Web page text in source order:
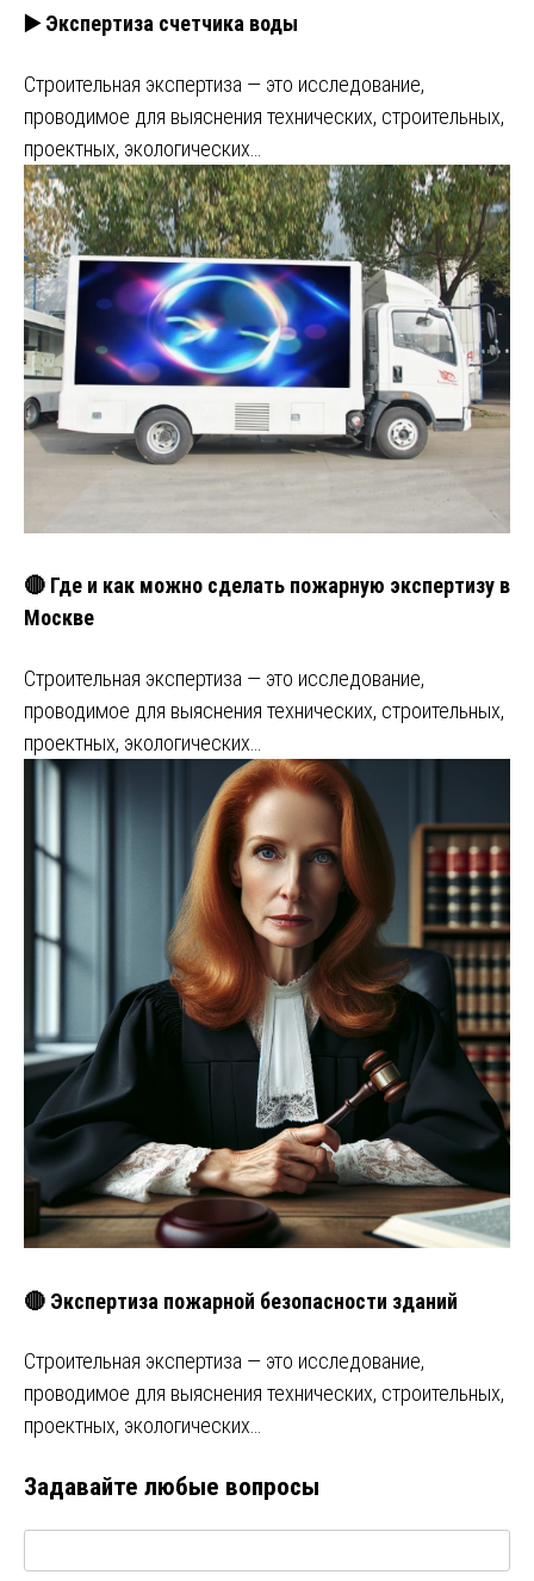
▶️ Экспертиза счетчика воды
Строительная экспертиза — это исследование,
проводимое для выяснения технических, строительных,
проектных, экологических…
🔴 Где и как можно сделать пожарную экспертизу в
Москве
Строительная экспертиза — это исследование,
проводимое для выяснения технических, строительных,
проектных, экологических…
🔴 Экспертиза пожарной безопасности зданий
Строительная экспертиза — это исследование,
проводимое для выяснения технических, строительных,
проектных, экологических…
Задавайте любые вопросы